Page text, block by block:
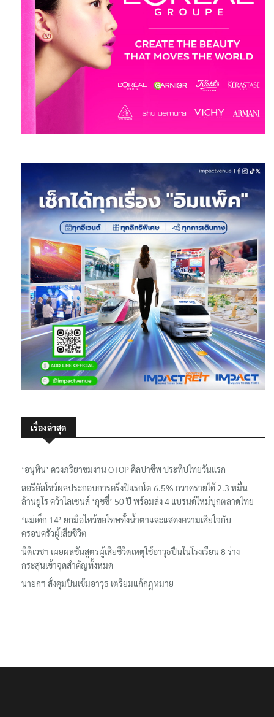
เรื่องล่าสุด
‘อนุทิน’ ควงภริยาชมงาน OTOP ศิลปาชีพ ประทีปไทยวันแรก
ลอรีอัลโชว์ผลประกอบการครึ่งปีแรกโต 6.5% กวาดรายได้ 2.3 หมื่น
ล้านยูโร คว้าไลเซนส์ ‘กุชชี่’ 50 ปี พร้อมส่ง 4 แบรนด์ใหม่บุกตลาดไทย
‘แม่เด็ก 14’ ยกมือไหว้ขอโทษทั้งน้ำตาและแสดงความเสียใจกับ
ครอบครัวผู้เสียชีวิต
นิติเวชฯ เผยผลชันสูตรผู้เสียชีวิตเหตุใช้อาวุธปืนในโรงเรียน 8 ร่าง
กระสุนเข้าจุดสำคัญทั้งหมด
นายกฯ สั่งคุมปืนเข้มอาวุธ เตรียมแก้กฎหมาย